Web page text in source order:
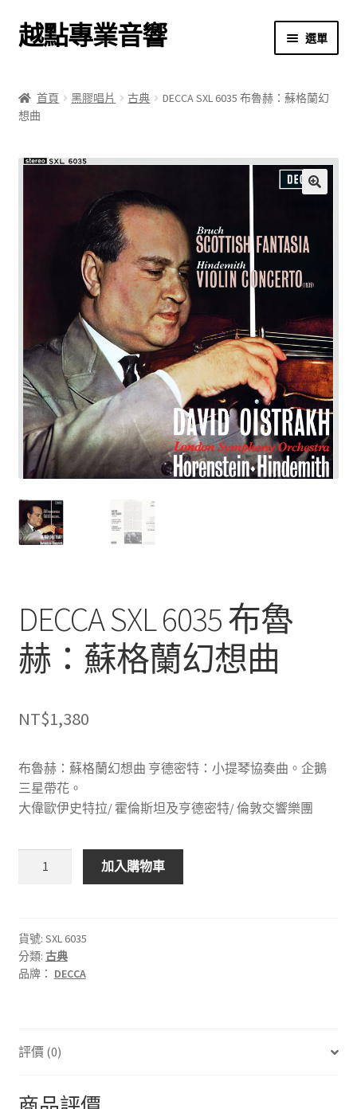
跳
至
覽
列
跳
至
要
內
越點專業音響 選單
商店
關於我們
首頁 黑膠唱片 古典
DECCA SXL 6035 布魯赫：蘇格蘭幻
想曲
DECCA SXL 6035 布魯
赫：蘇格蘭幻想曲
NT$1,380
布魯赫：蘇格蘭幻想曲 亨德密特：小提琴協奏曲。企鵝
三星帶花。
大偉歐伊史特拉/ 霍倫斯坦及亨德密特/ 倫敦交響樂團
魯
赫：
蘇
想
數
加入購物車
貨號: SXL 6035
分類: 古典
品牌： DECCA
評價 (0)